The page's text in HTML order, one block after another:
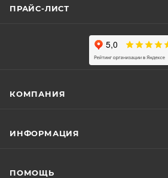
ПРАЙС-ЛИСТ
КОМПАНИЯ
ИНФОРМАЦИЯ
ПОМОЩЬ